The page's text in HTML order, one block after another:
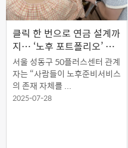
클릭 한 번으로 연금 설계까
지… ‘노후 포트폴리오’ 준
비하세요
서울 성동구 50플러스센터 관계
자는 “사람들이 노후준비서비스
의 존재 자체를 ...
2025-07-28